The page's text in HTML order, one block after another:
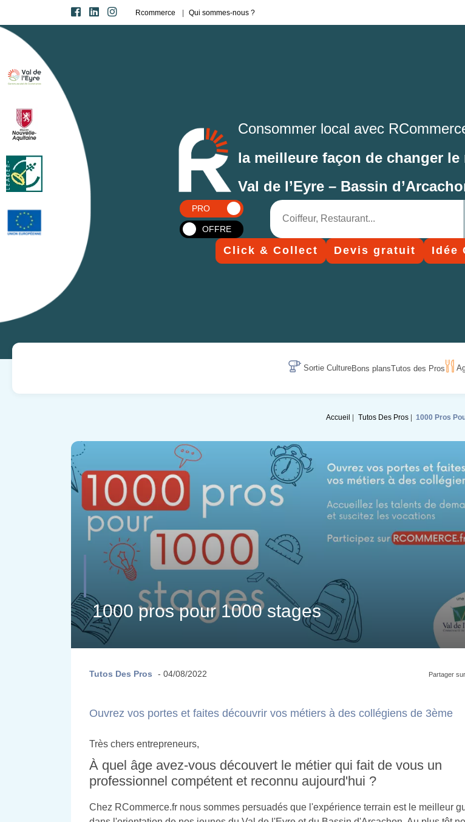
Rcommerce Qui sommes-nous ?
Consommer local avec
la meilleure façon de changer le
Val de l’Eyre – Bassin
PRO
OFFRE
Click & Collect Devis gratuit Idée
Sortie CultureBons plansTutos des Pros
Accueil Tutos Des Pros 1000 Pros
1000 pros pour 1000 stages
Tutos Des Pros - 04/08/2022 Partager sur
Ouvrez vos portes et faites découvrir vos métiers à des collégiens de 3ème
Très chers entrepreneurs,
À quel âge avez-vous découvert le métier qui fait de vous un
professionnel compétent et reconnu aujourd'hui ?
Chez RCommerce.fr nous sommes persuadés que l'expérience terrain est le meilleur